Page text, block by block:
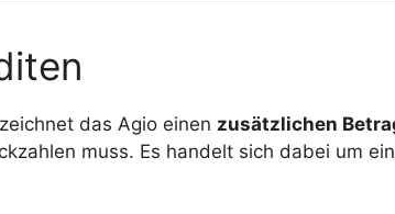
das Agio einen zusätzlichen
muss. Es handelt sich dabei um